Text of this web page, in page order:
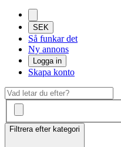
SEK
Så funkar det
Ny annons
Logga in
Skapa konto
Filtrera efter kategori